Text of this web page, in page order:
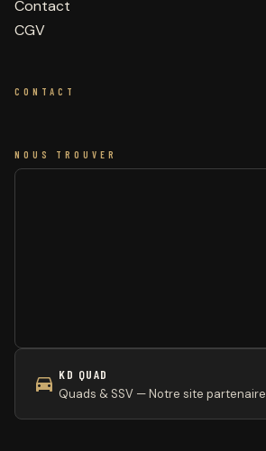
Contact
CGV
CONTACT
NOUS TROUVER
KD QUAD
Quads & SSV — Notre site partenaire